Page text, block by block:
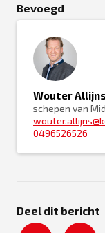
Bevoegd
Wouter Allijns
schepen van
0496526526
Deel dit bericht